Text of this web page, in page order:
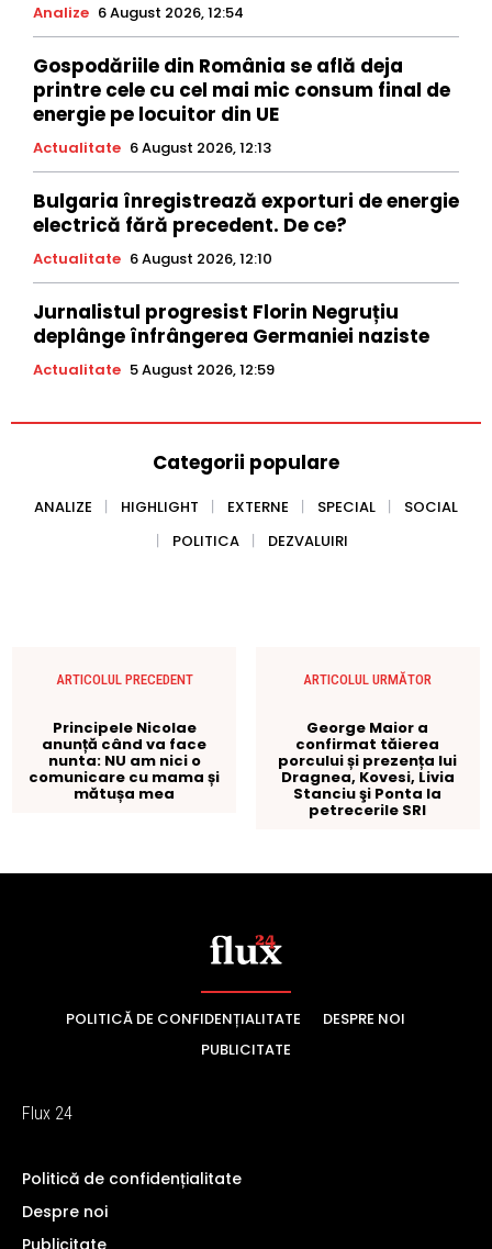
POLITICĂ DE CONFIDENȚIALITATE
DESPRE NOI
PUBLICITATE
Flux 24
Politică de confidențialitate
Despre noi